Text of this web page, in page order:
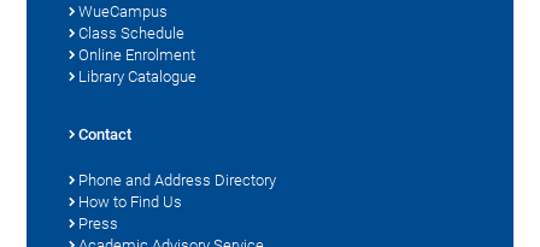
WueCampus
Class Schedule
Online Enrolment
Library Catalogue
Contact
Phone and Address Directory
How to Find Us
Press